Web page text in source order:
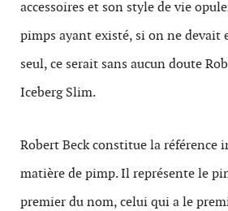
accessoires et son style de vie
pimps ayant existé, si on ne devait
seul, ce serait sans aucun doute
Iceberg Slim.
Robert Beck constitue la référence
matière de pimp. Il représente le
premier du nom, celui qui a le